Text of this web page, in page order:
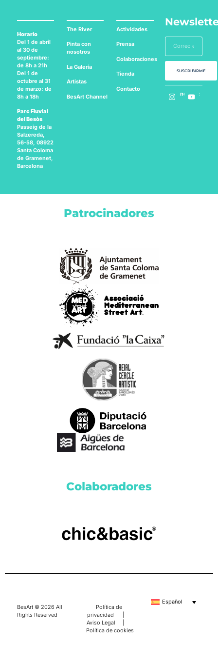
Horario
Del 1 de abril
al 30 de
septiembre:
de 8h a 21h
Del 1 de
octubre al 31
de marzo: de
8h a 18h
Parc Fluvial
del Besòs
Passeig de la
Salzereda,
56-58, 08922
Santa Coloma
de Gramenet,
Barcelona
The River
Pinta con
nosotros
La Galería
Artistas
BesArt Channel
Actividades
Prensa
Colaboraciones
Tienda
Contacto
SUSCRIBIRME
Síguenos en:
Patrocinadores
Colaboradores
BesArt © 2026 All
Rights Reserved
Política de
privacidad
Aviso Legal
Política de cookies
Español